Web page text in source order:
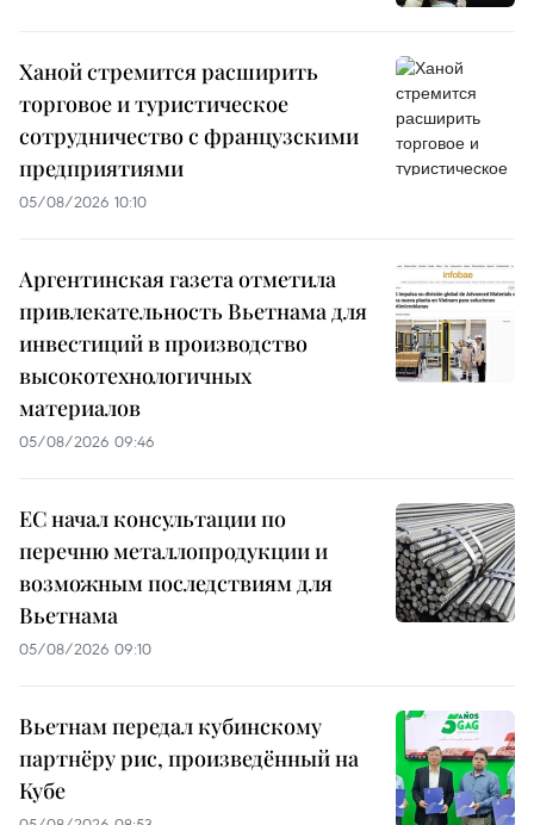
Ханой стремится расширить
торговое и туристическое
сотрудничество с французскими
предприятиями
05/08/2026 10:10
Аргентинская газета отметила
привлекательность Вьетнама для
инвестиций в производство
высокотехнологичных
материалов
05/08/2026 09:46
ЕС начал консультации по
перечню металлопродукции и
возможным последствиям для
Вьетнама
05/08/2026 09:10
Вьетнам передал кубинскому
партнёру рис, произведённый на
Кубе